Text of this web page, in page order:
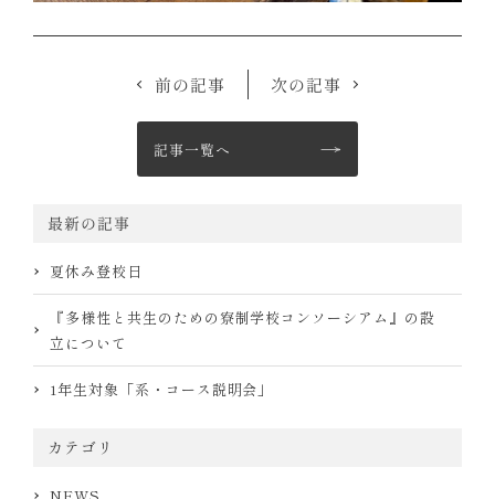
最新の記事
夏休み登校日
『多様性と共生のための寮制学校コンソーシアム』の設
立について
1年生対象「系・コース説明会」
カテゴリ
記事一覧へ
前の記事 次の記事